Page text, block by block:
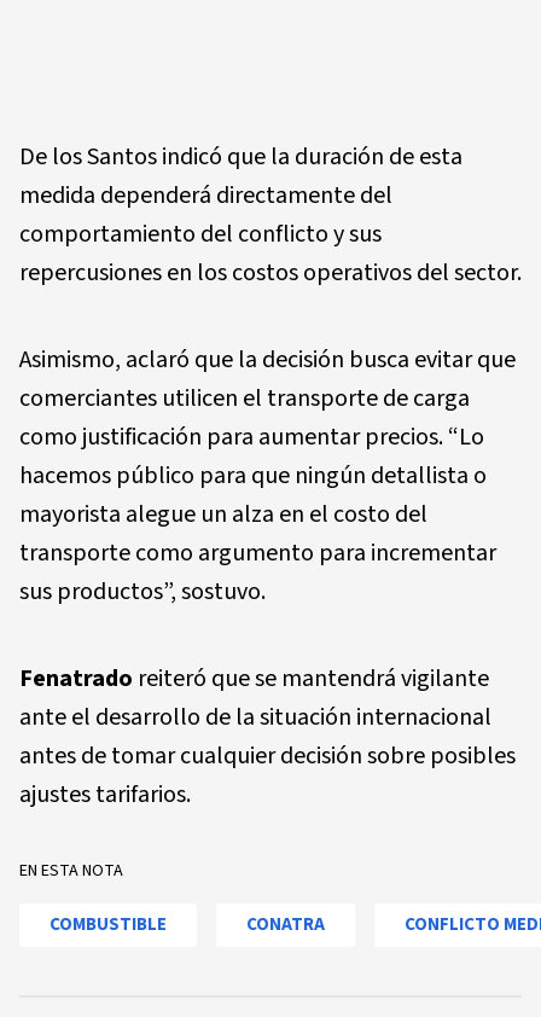
De los Santos indicó que la duración de esta
medida dependerá directamente del
comportamiento del conflicto y sus
repercusiones en los costos operativos del sector.
Asimismo, aclaró que la decisión busca evitar que
comerciantes utilicen el transporte de carga
como justificación para aumentar precios. “Lo
hacemos público para que ningún detallista o
mayorista alegue un alza en el costo del
transporte como argumento para incrementar
sus productos”, sostuvo.
Fenatrado reiteró que se mantendrá vigilante
ante el desarrollo de la situación internacional
antes de tomar cualquier decisión sobre posibles
ajustes tarifarios.
EN ESTA NOTA
COMBUSTIBLE CONATRA CONFLICTO